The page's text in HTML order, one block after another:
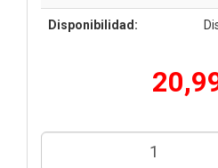
Disponibilidad: